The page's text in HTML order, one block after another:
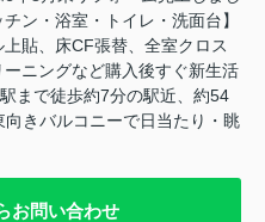
ン・浴室・トイレ・洗面台】
貼、床CF張替、全室クロス
ニングなど購入後すぐ新生活
まで徒歩約7分の駅近、約54
きバルコニーで日当たり・眺
お問い合わせ